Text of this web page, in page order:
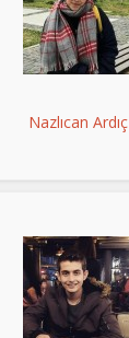
Nazlıcan Ardıç